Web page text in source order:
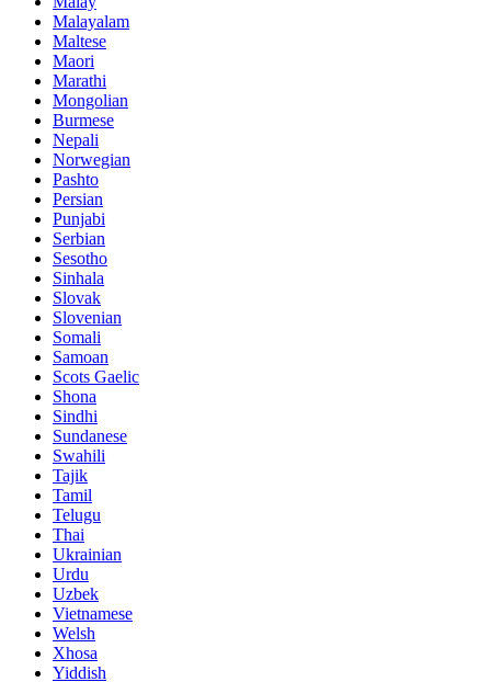
Malayalam
Maltese
Maori
Marathi
Mongolian
Burmese
Nepali
Norwegian
Pashto
Persian
Punjabi
Serbian
Sesotho
Sinhala
Slovak
Slovenian
Somali
Samoan
Scots Gaelic
Shona
Sindhi
Sundanese
Swahili
Tajik
Tamil
Telugu
Thai
Ukrainian
Urdu
Uzbek
Vietnamese
Welsh
Xhosa
Yiddish